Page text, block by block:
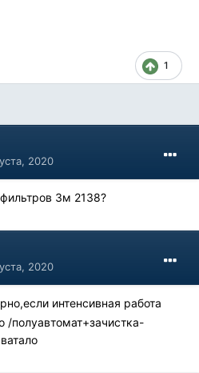
1
2020
3м 2138?
2020
интенсивная работа
/полуавтомат+зачистка-